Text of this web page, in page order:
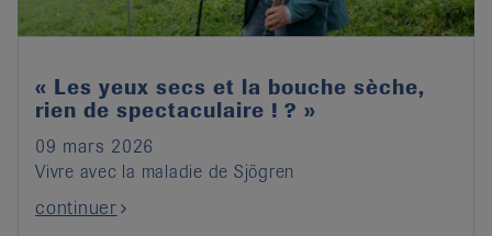
« Les yeux secs et la bouche sèche,
rien de spectaculaire ! ? »
09 mars 2026
Vivre avec la maladie de Sjögren
continuer